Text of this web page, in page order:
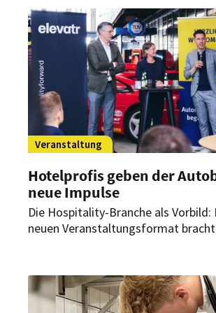
Deutschland vor allem auf
Inhalte für den Hotelalltag.
Veranstaltung
Hotelprofis geben der
neue Impulse
Die Hospitality-Branche als Vorbild:
neuen Veranstaltungsformat
voneinander zu lernen und neue
Kundenbindung zu gewinnen.